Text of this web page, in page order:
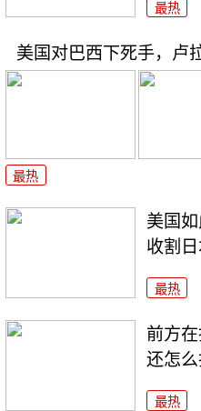
最热
美国对巴西下死手，卢
最热
美国
收割日
最热
前方
还怎么
最热